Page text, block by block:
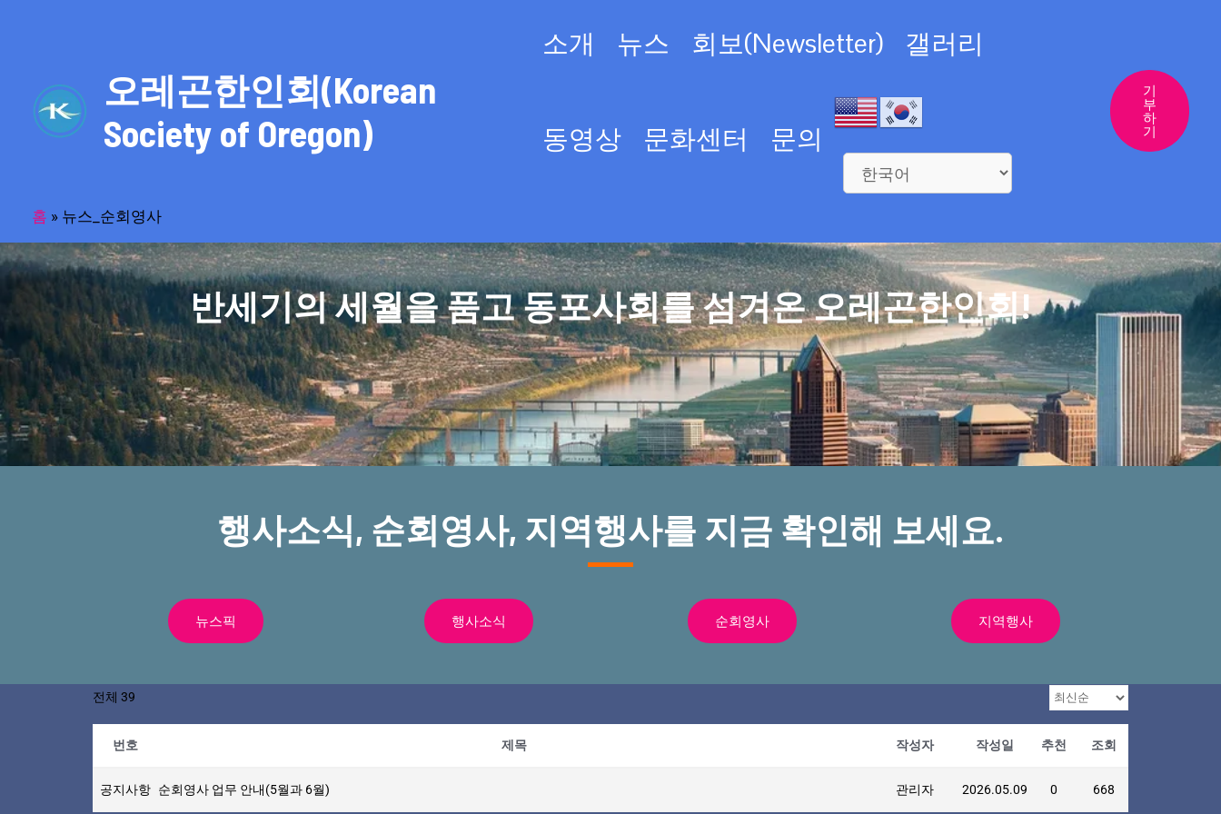
오레곤한인회(Korean
Society of Oregon)
소개 뉴스 회보(Newsletter) 갤러리
동영상 문화센터 문의
기
부
하
기
홈 » 뉴스_순회영사
반세기의 세월을 품고 동포사회를 섬겨온 오레곤한인회!
행사소식, 순회영사, 지역행사를 지금 확인해 보세요.
뉴스픽 행사소식 순회영사 지역행사
전체 39
번호 제목 작성자 작성일 추천 조회
공지사항 순회영사 업무 안내(5월과 6월) 관리자 2026.05.09 0 668